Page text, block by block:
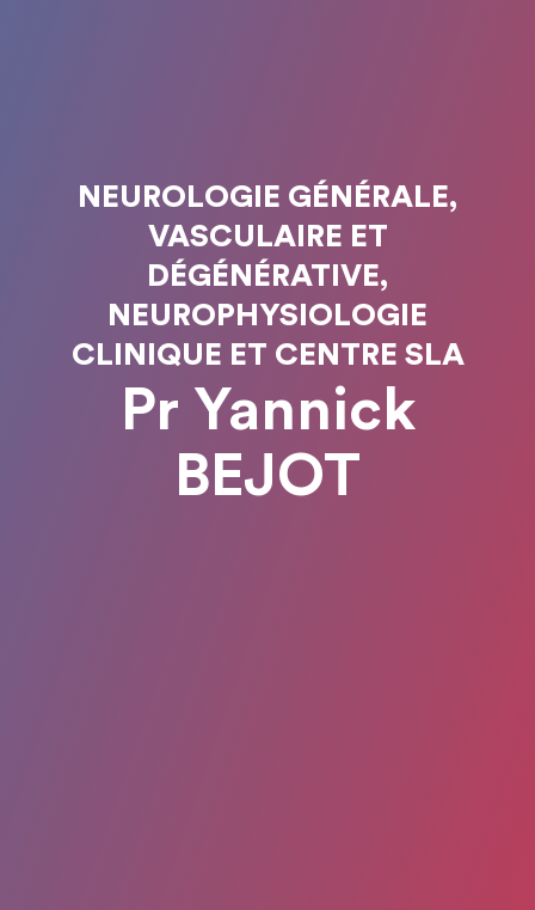
NEUROLOGIE GÉNÉRALE,
VASCULAIRE ET
DÉGÉNÉRATIVE,
NEUROPHYSIOLOGIE
CLINIQUE ET CENTRE SLA
Pr Yannick
BEJOT